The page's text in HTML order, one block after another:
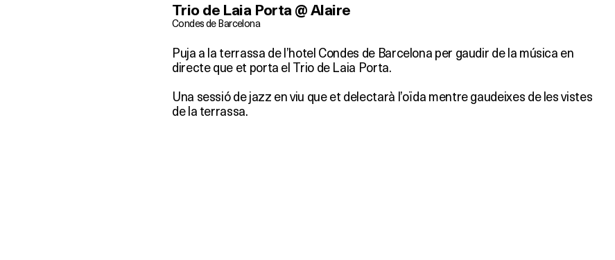
Trio de Laia Porta @ Alaire
Condes de Barcelona
Puja a la terrassa de l’hotel Condes de Barcelona per gaudir de la música en
directe que et porta el Trio de Laia Porta.
Una sessió de jazz en viu que et delectarà l’oïda mentre gaudeixes de les vistes
de la terrassa.